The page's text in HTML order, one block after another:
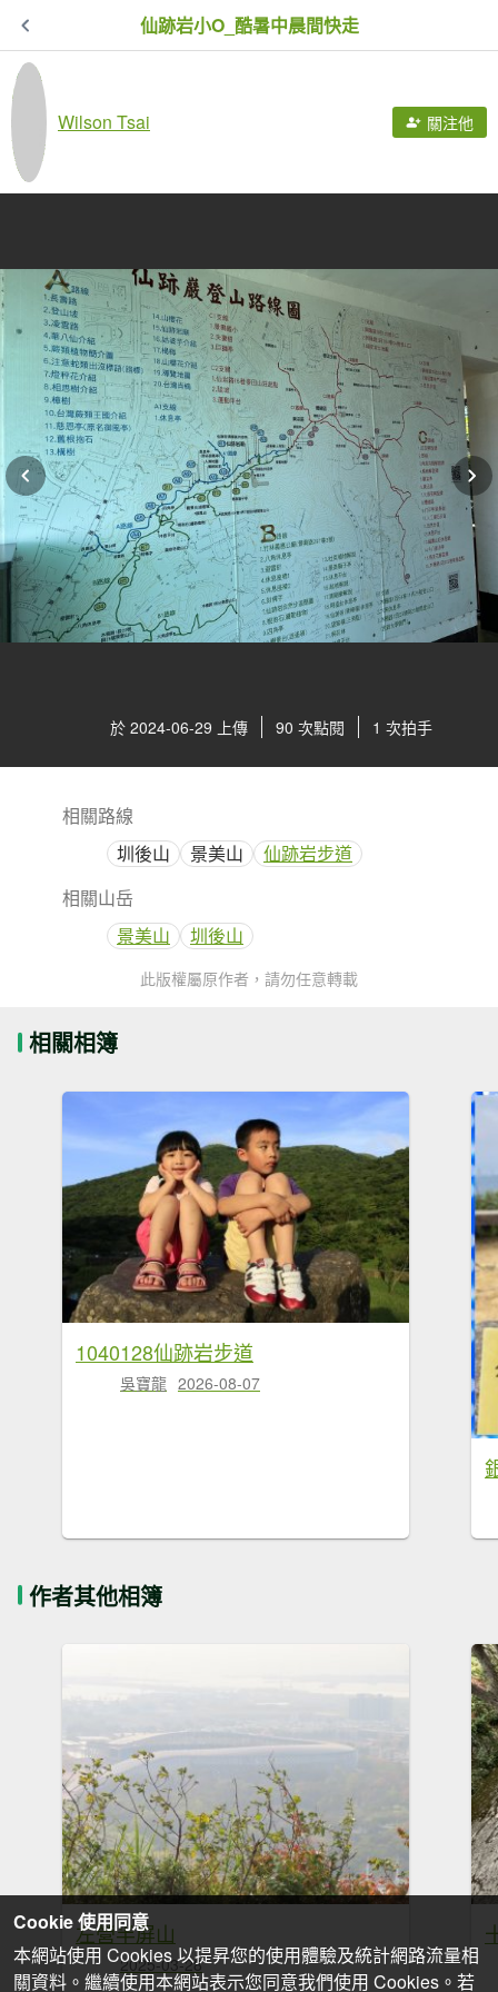
仙跡岩小O_酷暑中晨間快走
Wilson Tsai 關注他
於 2024-06-29 上傳 90 次點閱 1 次拍手
相關路線
圳後山
景美山
仙跡岩步道
相關山岳
景美山
圳後山
此版權屬原作者，請勿任意轉載
相關相簿
1040128仙跡岩步道
吳寶龍 2026-08-07
作者其他相簿
左營半屏山
2025-03-28
Cookie 使用同意
本網站使用 Cookies 以提昇您的使用體驗及統計網路流量相
關資料。繼續使用本網站表示您同意我們使用 Cookies。若